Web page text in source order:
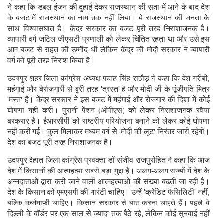
ने कहा कि डबल इंजन की दुहाई देकर राजस्थान की सता में आने के बाद देश
के बजट में राजस्थान का नाम तक नहीं लिया। ये राजस्थान की जनता के
साथ विश्वासघात है। केंद्र सरकार का बजट पूरी तरह निराशाजनक है।
व्यापारी वर्ग जटिल जीएसटी प्रणाली को लेकर चिंतित रहता था और उसे इस
आम बजट से राहत की उम्मीद थी लेकिन केंद्र की मोदी सरकार ने व्यापारी
वर्ग को पूरी तरह निराश किया है।
उदयपुर शहर जिला कांग्रेस अध्यक्ष फतह सिंह राठौड़ ने कहा कि देश गरीबी,
महंगाई और बेरोजगारी से बुरी तरह 'त्रस्त' है और मोदी जी के पूंजीपति मित्र
'मस्त' है। केंद्र सरकार ने इस बजट में महंगाई और रोजगार की दिशा में कोई
घोषणा नहीं करी। पुरानी पेंशन (ओपीएस) को लेकर निराशाजनक रवैया
बरकरार है। ईआरसीपी को राष्ट्रीय परियोजना बनाने को लेकर कोई घोषणा
नहीं करी गई। कुल मिलाकर मध्यम वर्ग से 'मोदी की लूट' निरंतर जारी रहेगी।
देश का बजट पूरी तरह निराशाजनक है।
उदयपुर देहात जिला कांग्रेस प्रवक्ता डॉ संजीव राजपुरोहित ने कहा कि आज
देश में किसानों की आत्महत्या सबसे बड़ा मुद्दा है। अलग-अलग राज्यों में देश के
अन्नदाताओं द्वारा करी जाने वाली आत्महत्याओं की संख्या बढ़ती जा रही है।
देश के किसान को एमएसपी की गारंटी चाहिए। उन्हें 'क्रेडिट फैसिलिटी' नहीं,
बल्कि कर्जमाफी चाहिए। किसान सरकार से बात करना चाहते हैं। पहले वे
दिल्ली के बॉर्डर पर एक साल से ज्यादा तक बैठे रहे, लेकिन कोई सुनवाई नहीं